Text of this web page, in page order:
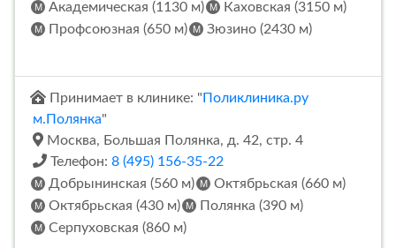
Академическая (1130 м)
Каховская (3150 м)
Профсоюзная (650 м)
Зюзино (2430 м)
Принимает в клинике: " Поликлиника.ру
м.Полянка"
Москва, Большая Полянка, д. 42, стр. 4
Телефон: 8 (495) 156-35-22
Добрынинская (560 м)
Октябрьская (660 м)
Октябрьская (430 м)
Полянка (390 м)
Серпуховская (860 м)